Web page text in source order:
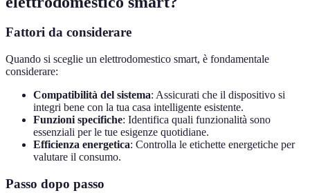
Fattori da considerare
Quando si sceglie un elettrodomestico smart, è fondamentale
considerare:
Compatibilità del sistema: Assicurati che il dispositivo si
integri bene con la tua casa intelligente esistente.
Funzioni specifiche: Identifica quali funzionalità sono
essenziali per le tue esigenze quotidiane.
Efficienza energetica: Controlla le etichette energetiche per
valutare il consumo.
Passo dopo passo